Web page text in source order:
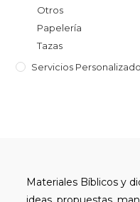
Otros
Papelería
Tazas
Servicios
Materiales Bíblicos y